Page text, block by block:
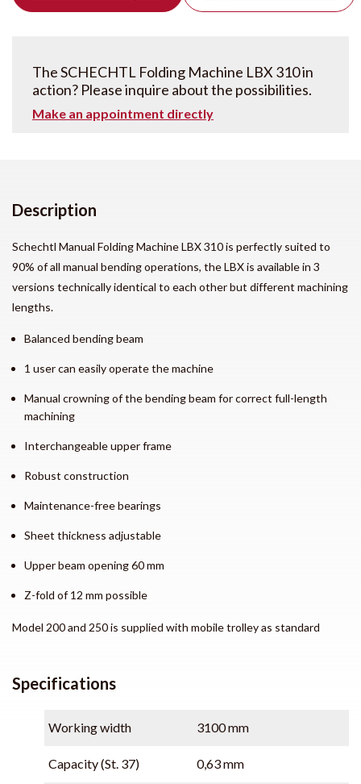
The SCHECHTL Folding Machine LBX 310 in
action? Please inquire about the possibilities.
Make an appointment directly
Description
Schechtl Manual Folding Machine LBX 310 is perfectly suited to
90% of all manual bending operations, the LBX is available in 3
versions technically identical to each other but different machining
lengths.
Balanced bending beam
1 user can easily operate the machine
Manual crowning of the bending beam for correct full-length
machining
Interchangeable upper frame
Robust construction
Maintenance-free bearings
Sheet thickness adjustable
Upper beam opening 60 mm
Z-fold of 12 mm possible
Model 200 and 250 is supplied with mobile trolley as standard
Specifications
Working width 3100 mm
Capacity (St. 37) 0,63 mm